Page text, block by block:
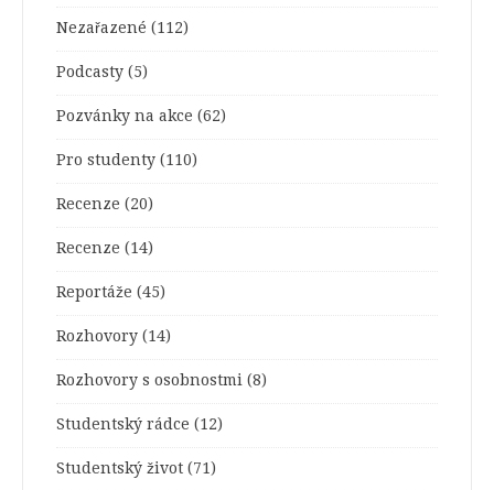
Nezařazené (112)
Podcasty (5)
Pozvánky na akce (62)
Pro studenty (110)
Recenze (20)
Recenze (14)
Reportáže (45)
Rozhovory (14)
Rozhovory s osobnostmi (8)
Studentský rádce (12)
Studentský život (71)